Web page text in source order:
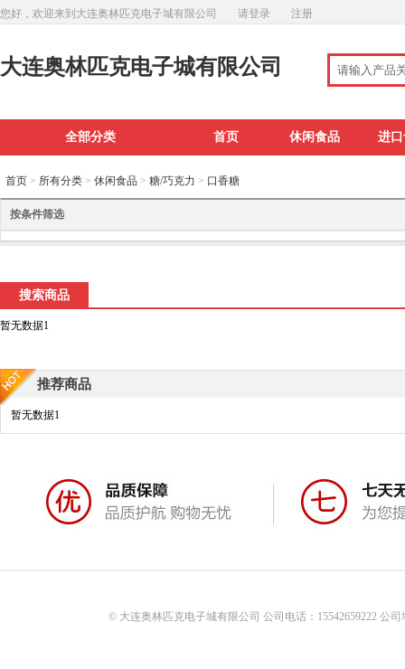
您好，欢迎来到大连奥林匹克电子城有限公司 请登录 注册
大连奥林匹克电子城有限公司
全部分类 首页 休闲食品 进
首页 > 所有分类 > 休闲食品 > 糖/巧克力 > 口香糖
按条件筛选
搜索商品
暂无数据1
推荐商品
暂无数据1
© 大连奥林匹克电子城有限公司 公司电话：15542659222 公